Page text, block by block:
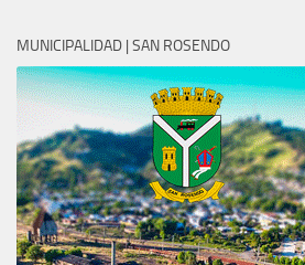
MUNICIPALIDAD | SAN ROSENDO